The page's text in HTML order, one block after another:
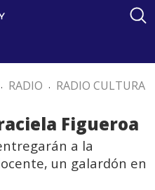
. RADIO . RADIO CULTURA
Figueroa
a la
un galardón en